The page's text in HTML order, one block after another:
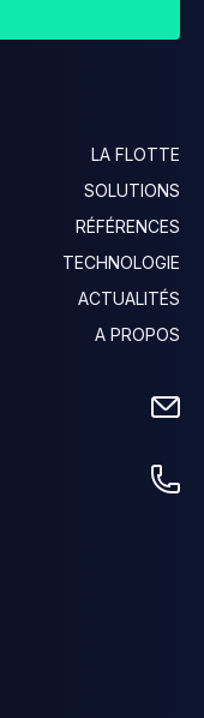
LA FLOTTE
SOLUTIONS
RÉFÉRENCES
TECHNOLOGIE
ACTUALITÉS
A PROPOS